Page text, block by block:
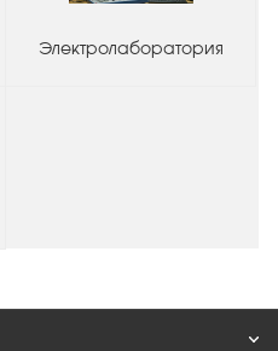
Электролаборатория